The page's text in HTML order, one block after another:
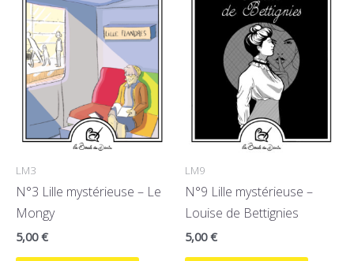
LM3
N°3 Lille mystérieuse – Le
Mongy
5,00€
LM9
N°9 Lille mystérieuse –
Louise de Bettignies
5,00€